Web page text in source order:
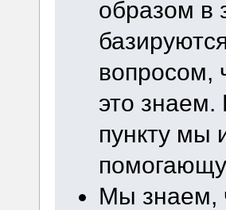
образом в
вопросом,
это знаем.
пункту мы
Мы знаем,